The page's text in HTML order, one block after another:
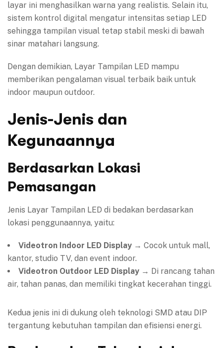
layar ini menghasilkan warna yang realistis. Selain itu,
sistem kontrol digital mengatur intensitas setiap LED
sehingga tampilan visual tetap stabil meski di bawah
sinar matahari langsung.
Dengan demikian, Layar Tampilan LED mampu
memberikan pengalaman visual terbaik baik untuk
indoor maupun outdoor.
Jenis-Jenis dan
Kegunaannya
Berdasarkan Lokasi
Pemasangan
Jenis Layar Tampilan LED di bedakan berdasarkan
lokasi penggunaannya, yaitu:
Videotron Indoor LED Display → Cocok untuk mall,
kantor, studio TV, dan event indoor.
Videotron Outdoor LED Display → Di rancang tahan
air, tahan panas, dan memiliki tingkat kecerahan tinggi.
Kedua jenis ini di dukung oleh teknologi SMD atau DIP
tergantung kebutuhan tampilan dan efisiensi energi.